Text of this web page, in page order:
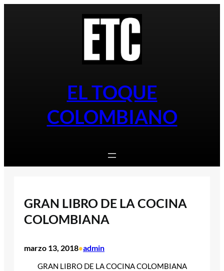
EL TOQUE
COLOMBIANO
GRAN LIBRO DE LA COCINA
COLOMBIANA
marzo 13, 2018•admin
GRAN LIBRO DE LA COCINA COLOMBIANA